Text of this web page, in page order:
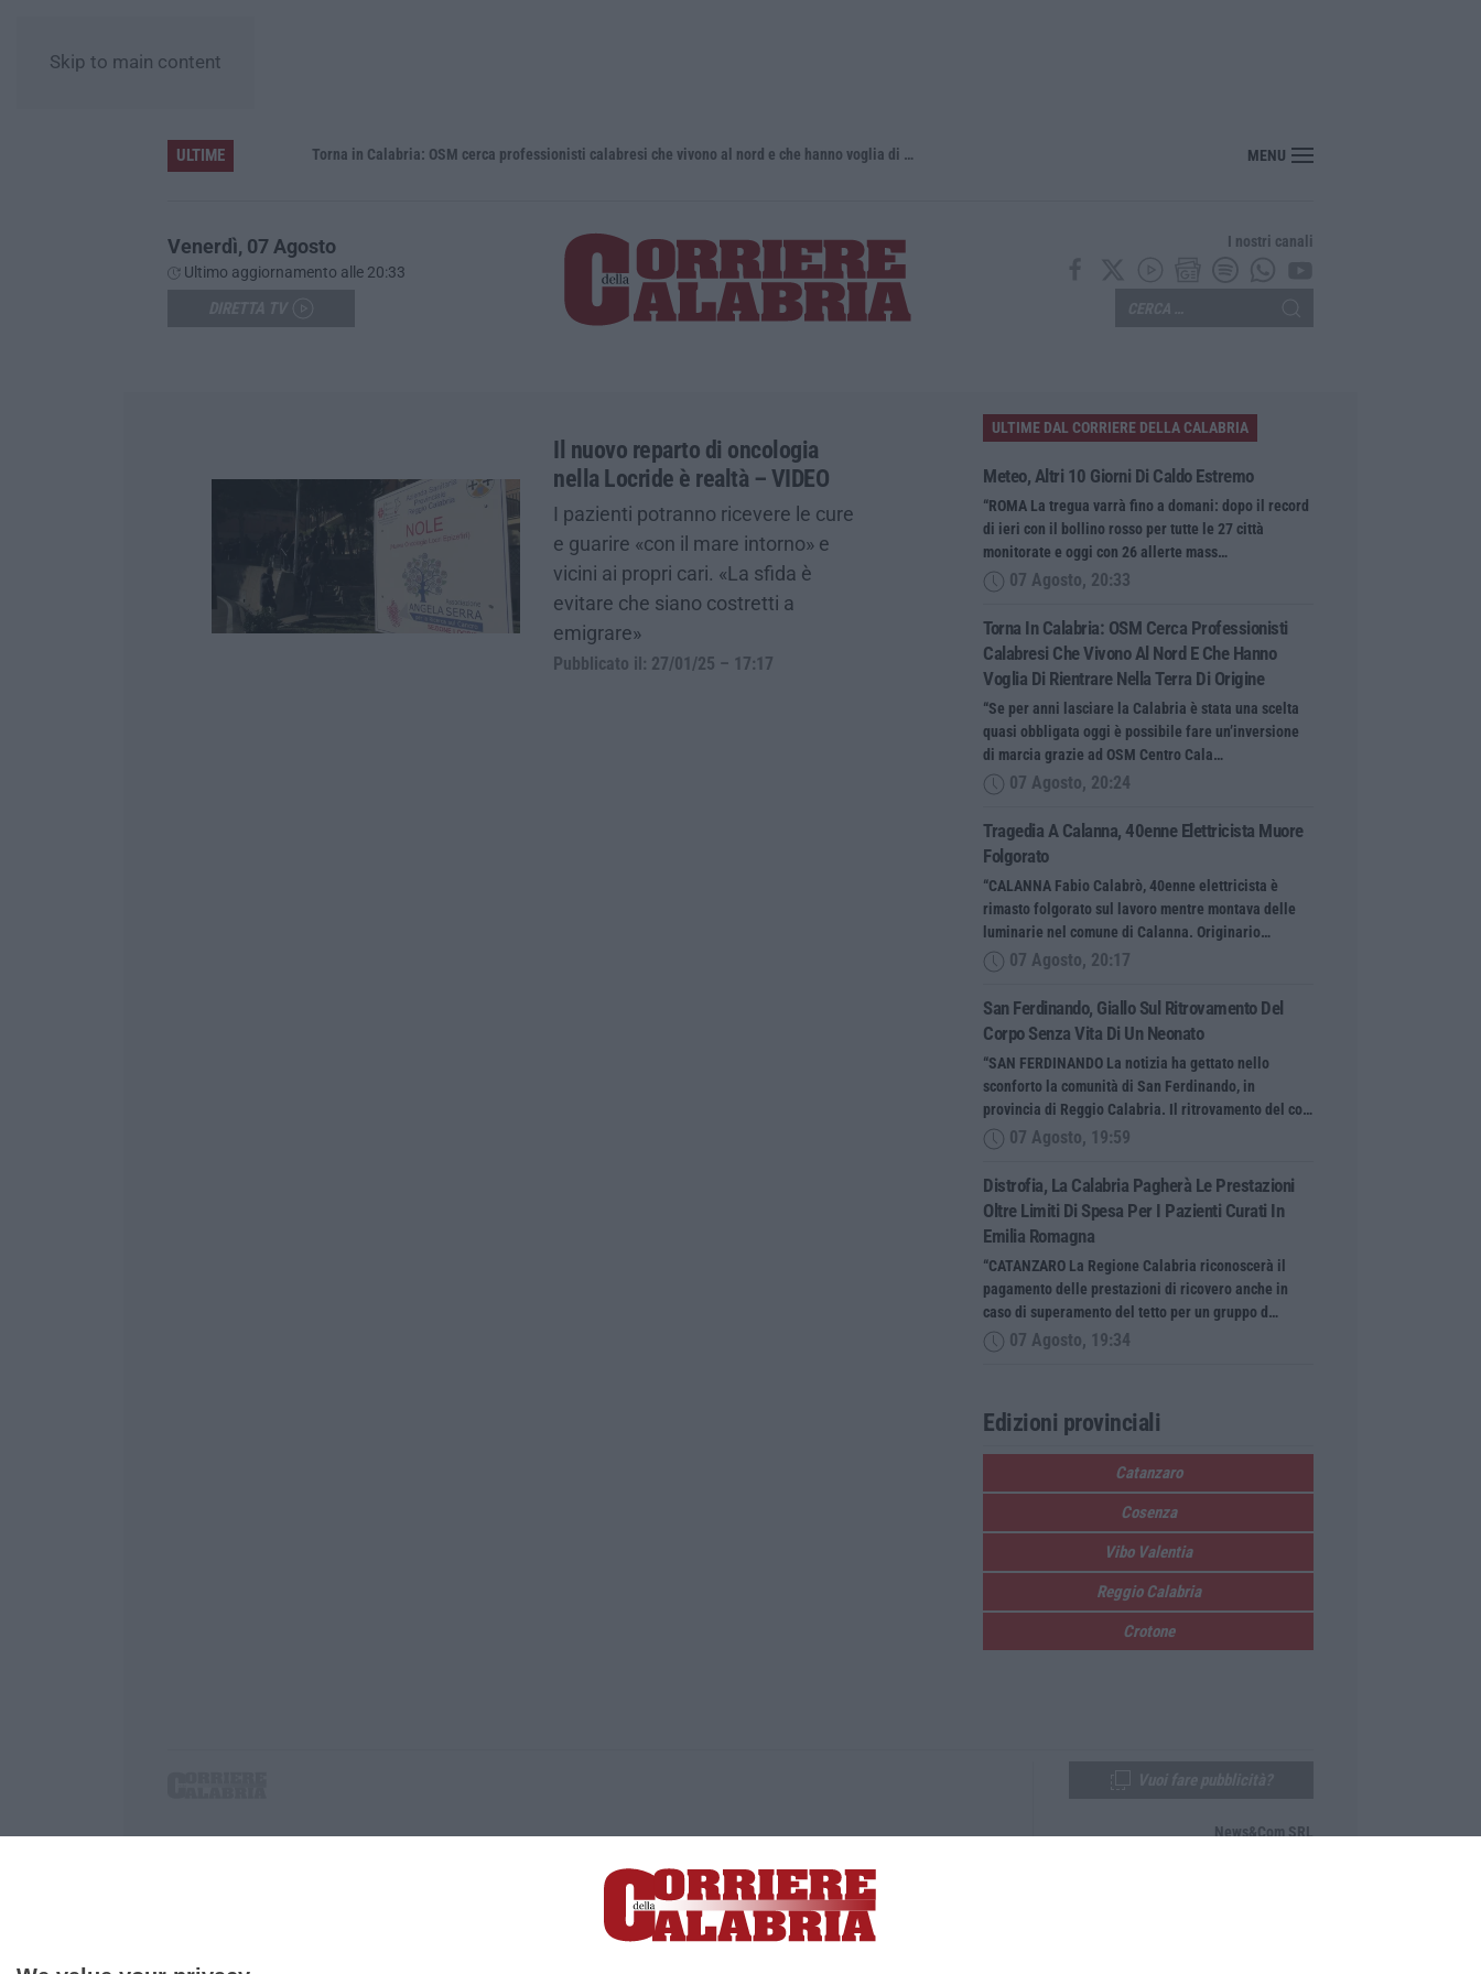
Skip to main content
ULTIME Torna in Calabria: OSM cerca professionisti calabresi che vivono al nord e che hanno voglia di rientrare nella terra di origine Tragedia a Calanna, 40enne elettricista muore folgorato
MENU
Venerdì, 07 Agosto
Ultimo aggiornamento alle 20:33
I nostri canali
Il nuovo reparto di oncologia
nella Locride è realtà – VIDEO
I pazienti potranno ricevere le cure
e guarire «con il mare intorno» e
vicini ai propri cari. «La sfida è
evitare che siano costretti a
emigrare»
Pubblicato il: 27/01/25 – 17:17
ULTIME DAL CORRIERE DELLA CALABRIA
Meteo, Altri 10 Giorni Di Caldo Estremo
“ROMA La tregua varrà fino a domani: dopo il record
di ieri con il bollino rosso per tutte le 27 città
monitorate e oggi con 26 allerte mass…
07 Agosto, 20:33
Torna In Calabria: OSM Cerca Professionisti
Calabresi Che Vivono Al Nord E Che Hanno
Voglia Di Rientrare Nella Terra Di Origine
“Se per anni lasciare la Calabria è stata una scelta
quasi obbligata oggi è possibile fare un’inversione
di marcia grazie ad OSM Centro Cala…
07 Agosto, 20:24
Tragedia A Calanna, 40enne Elettricista Muore
Folgorato
“CALANNA Fabio Calabrò, 40enne elettricista è
rimasto folgorato sul lavoro mentre montava delle
luminarie nel comune di Calanna. Originario…
07 Agosto, 20:17
San Ferdinando, Giallo Sul Ritrovamento Del
Corpo Senza Vita Di Un Neonato
“SAN FERDINANDO La notizia ha gettato nello
sconforto la comunità di San Ferdinando, in
provincia di Reggio Calabria. Il ritrovamento del co…
07 Agosto, 19:59
Distrofia, La Calabria Pagherà Le Prestazioni
Oltre Limiti Di Spesa Per I Pazienti Curati In
Emilia Romagna
“CATANZARO La Regione Calabria riconoscerà il
pagamento delle prestazioni di ricovero anche in
caso di superamento del tetto per un gruppo d…
07 Agosto, 19:34
Edizioni provinciali
Catanzaro
Cosenza
Vibo Valentia
Reggio Calabria
Crotone
P.IVA. 03199620794, Via del mare 6/G, S.Eufemia, Lamezia Terme (CZ)
Iscrizione tribunale di Lamezia Terme 5/2011 - Direttore responsabile Paola Militano |Privacy
News&Com SRL